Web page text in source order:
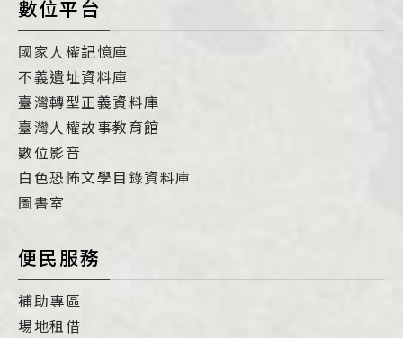
數位平台
國家人權記憶庫
不義遺址資料庫
臺灣轉型正義資料庫
臺灣人權故事教育館
數位影音
白色恐怖文學目錄資料庫
圖書室
便民服務
補助專區
場地租借